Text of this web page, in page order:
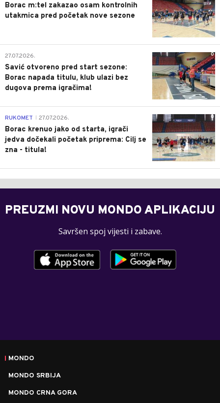
Borac m:tel zakazao osam kontrolnih
utakmica pred početak nove sezone
0
27.07.2026.
Savić otvoreno pred start sezone:
Borac napada titulu, klub ulazi bez
dugova prema igračima!
0
RUKOMET 27.07.2026.
Borac krenuo jako od starta, igrači
jedva dočekali početak priprema: Cilj se
zna - titula!
PREUZMI NOVU MONDO APLIKACIJU
Savršen spoj vijesti i zabave.
MONDO
MONDO SRBIJA
MONDO CRNA GORA